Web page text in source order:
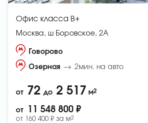
Офис класса B+
Москва, ш Боровское, 2А
Говорово
Озерная 2мин. на авто
от 72 до 2 517 м2
от 11 548 800 ₽
от 160 400 ₽ за м2